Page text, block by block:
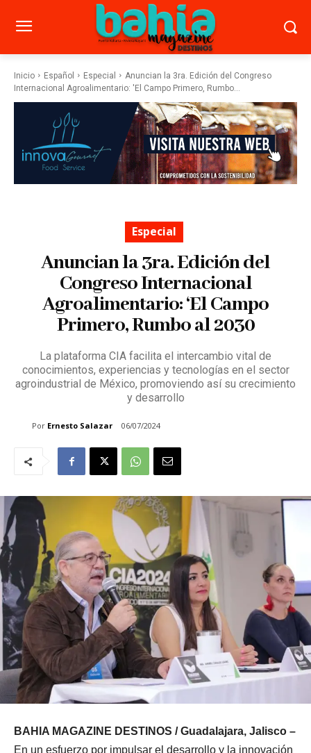
Inicio Español Especial
Anuncian la 3ra. Edición del Congreso
Internacional Agroalimentario: 'El Campo Primero, Rumbo...
Especial
Anuncian la 3ra. Edición del
Congreso Internacional
Agroalimentario: ‘El Campo
Primero, Rumbo al 2030
La plataforma CIA facilita el intercambio vital de
conocimientos, experiencias y tecnologías en el sector
agroindustrial de México, promoviendo así su crecimiento
y desarrollo
Por Ernesto Salazar 06/07/2024
BAHIA MAGAZINE DESTINOS / Guadalajara, Jalisco –
En un esfuerzo por impulsar el desarrollo y la innovación